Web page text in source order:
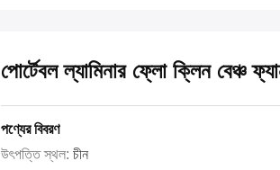
পোর্টেবল ল্যামিনার ফ্লো ক্লিন বেঞ্চ
পণ্যের বিবরণ
উৎপত্তি স্থল: চীন